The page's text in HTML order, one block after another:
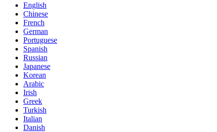
English
Chinese
French
German
Portuguese
Spanish
Russian
Japanese
Korean
Arabic
Irish
Greek
Turkish
Italian
Danish